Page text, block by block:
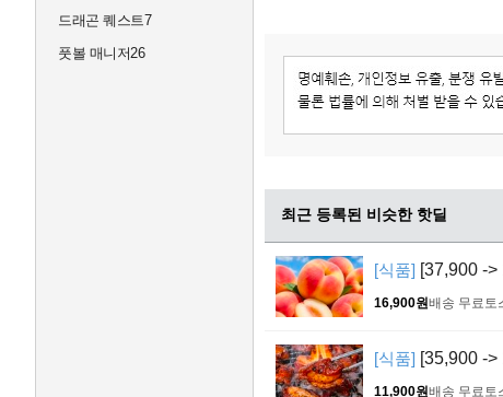
드래곤 퀘스트7
풋볼 매니저26
최근 등록된 비슷한 핫딜
[식품] [37,900 -
16,900원배송 무료 토
[식품] [35,900 -
11,900원배송 무료 토